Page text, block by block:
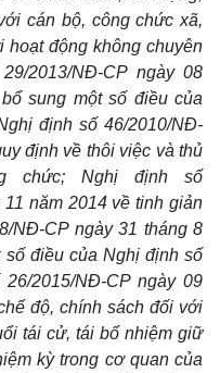
cán bộ, công chức xã,
động không chuyên
2013/NĐ-CP ngày 08
sung một số điều của
định số 46/2010/NĐ-
định về thôi việc và thủ
chức; Nghị định số
năm 2014 về tinh giản
NĐ-CP ngày 31 tháng 8
điều của Nghị định số
2015/NĐ-CP ngày 09
độ, chính sách đối với
tái cử, tái bổ nhiệm giữ
kỳ trong cơ quan của